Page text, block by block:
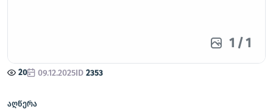
1 /1
20 09.12.2025ID 2353
აღწერა